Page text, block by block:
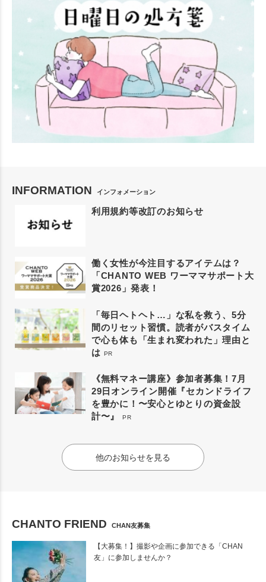
INFORMATION インフォメーション
利用規約等改訂のお知らせ
働く女性が今注目するアイテムは？
「CHANTO WEB ワーママサポート大
賞2026」発表！
「毎日ヘトヘト…」な私を救う、5分
間のリセット習慣。読者がバスタイム
で心も体も「生まれ変われた」理由と
は PR
《無料マネー講座》参加者募集！7月
29日オンライン開催『セカンドライフ
を豊かに！〜安心とゆとりの資金設
計〜』
PR
他のお知らせを見る
CHANTO FRIEND CHAN友募集
【大募集！】撮影や企画に参加できる「CHAN
友」に参加しませんか？